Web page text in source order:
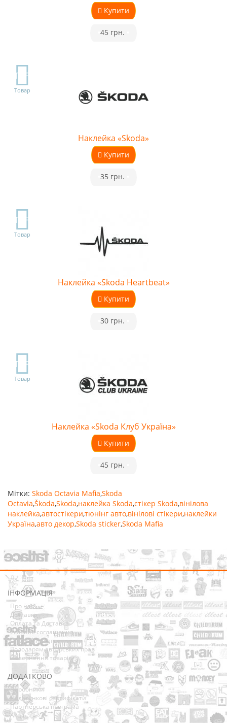
Купити
45 грн.
TOP
Товар
Наклейка «Skoda»
Купити
35 грн.
TOP
Товар
Наклейка «Skoda Heartbeat»
Купити
30 грн.
TOP
Товар
Наклейка «Skoda Клуб Україна»
Купити
45 грн.
Мітки: Skoda Octavia Mafia,Skoda
Octavia,Škoda,Skoda,наклейка Skoda,стікер Skoda,вінілова
наклейка,автостікери,тюнінг авто,вінілові стікери,наклейки
Україна,авто декор,Skoda sticker,Skoda Mafia
ІНФОРМАЦІЯ
Про нас
Доставка
Оплата та Доставка
Условия соглашения
Співробітництво
Володарям авторських прав
Повернення товарів
ДОДАТКОВО
Виробники
Подарункові сертифікати
Партнерська програма
Акції